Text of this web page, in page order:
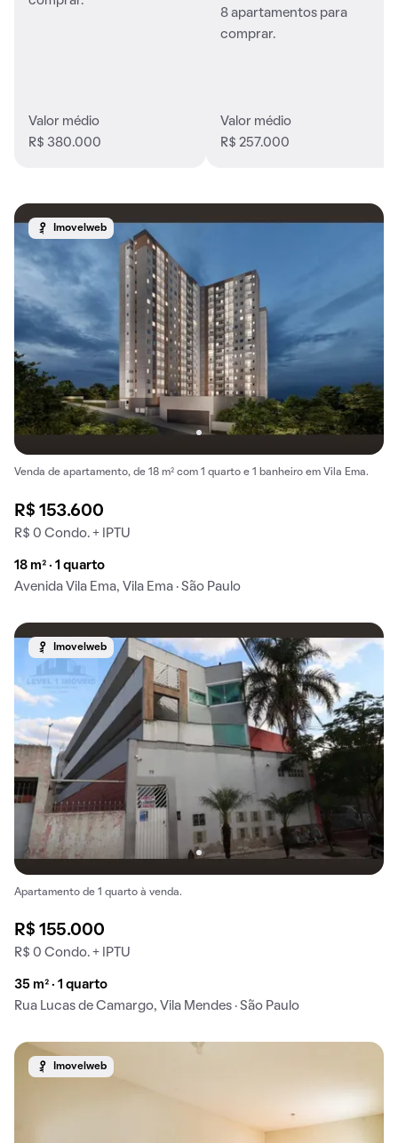
Valor médio
R$ 380.000
8 apartamentos para
comprar.
Valor médio
R$ 257.000
Imovelweb
Venda de apartamento, de 18 m² com 1 quarto e 1 banheiro em Vila Ema.
R$ 153.600
R$ 0 Condo. + IPTU
18 m² · 1 quarto
Avenida Vila Ema, Vila Ema · São Paulo
Imovelweb
Apartamento de 1 quarto à venda.
R$ 155.000
R$ 0 Condo. + IPTU
35 m² · 1 quarto
Rua Lucas de Camargo, Vila Mendes · São Paulo
Imovelweb